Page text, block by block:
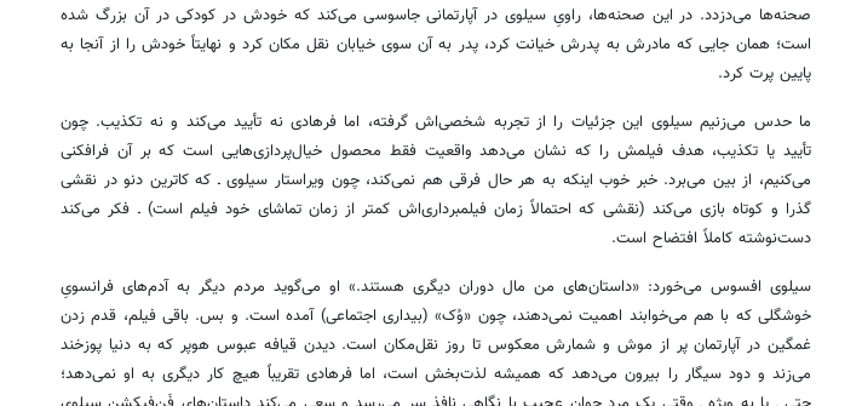
صحنه‌ها می‌دزدد. در این صحنه‌ها، راویِ سیلوی در آپارتمانی جاسوسی می‌کند که خودش در کودکی در آن بزرگ شده
است؛ همان جایی که مادرش به پدرش خیانت کرد، پدر به آن سوی خیابان نقل مکان کرد و نهایتاً خودش را از آنجا به
پایین پرت کرد.
ما حدس می‌زنیم سیلوی این جزئیات را از تجربه شخصی‌اش گرفته، اما فرهادی نه تأیید می‌کند و نه تکذیب. چون
تأیید یا تکذیب، هدف فیلمش را که نشان می‌دهد واقعیت فقط محصول خیال‌پردازی‌هایی است که بر آن فرافکنی
می‌کنیم، از بین می‌برد. خبر خوب اینکه به هر حال فرقی هم نمی‌کند، چون ویراستار سیلوی ـ که کاترین دنو در نقشی
گذرا و کوتاه بازی می‌کند (نقشی که احتمالاً زمان فیلمبرداری‌اش کمتر از زمان تماشای خود فیلم است) ـ فکر می‌کند
دست‌نوشته کاملاً افتضاح است.
سیلوی افسوس می‌خورد: «داستان‌های من مال دوران دیگری هستند.» او می‌گوید مردم دیگر به آدم‌های فرانسویِ
خوشگلی که با هم می‌خوابند اهمیت نمی‌دهند، چون «وُک» (بیداری اجتماعی) آمده است. و بس. باقی فیلم، قدم زدن
غمگین در آپارتمان پر از موش و شمارش معکوس تا روز نقل‌مکان است. دیدن قیافه عبوس هوپر که به دنیا پوزخند
می‌زند و دود سیگار را بیرون می‌دهد که همیشه لذت‌بخش است، اما فرهادی تقریباً هیچ کار دیگری به او نمی‌دهد؛